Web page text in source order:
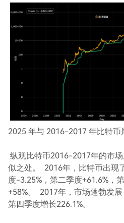
2025 年与 2016-2017 年比特币
纵观比特币2016-2017年的市
似之处。 2016年，比特币出现
度-3.25%，第二季度+61.6%，
+58%。 2017年，市场蓬勃发展
第四季度增长226.1%。